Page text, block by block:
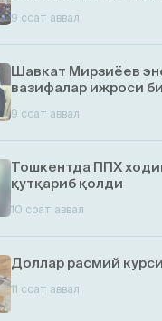
9 соат аввал
Шавкат Мирзиёев
вазифалар ижроси
9 соат аввал
Тошкентда ППХ
қутқариб қолди
10 соат аввал
Доллар расмий
11 соат аввал